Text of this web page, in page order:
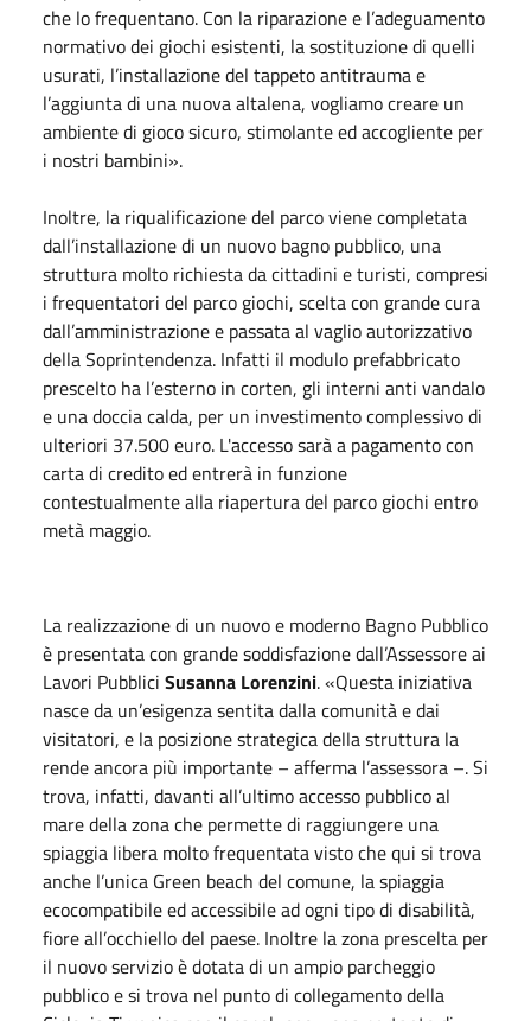
che lo frequentano. Con la riparazione e l’adeguamento
normativo dei giochi esistenti, la sostituzione di quelli
usurati, l’installazione del tappeto antitrauma e
l’aggiunta di una nuova altalena, vogliamo creare un
ambiente di gioco sicuro, stimolante ed accogliente per
i nostri bambini».
Inoltre, la riqualificazione del parco viene completata
dall’installazione di un nuovo bagno pubblico, una
struttura molto richiesta da cittadini e turisti, compresi
i frequentatori del parco giochi, scelta con grande cura
dall’amministrazione e passata al vaglio autorizzativo
della Soprintendenza. Infatti il modulo prefabbricato
prescelto ha l’esterno in corten, gli interni anti vandalo
e una doccia calda, per un investimento complessivo di
ulteriori 37.500 euro. L'accesso sarà a pagamento con
carta di credito ed entrerà in funzione
contestualmente alla riapertura del parco giochi entro
metà maggio.
La realizzazione di un nuovo e moderno Bagno Pubblico
è presentata con grande soddisfazione dall’Assessore ai
Lavori Pubblici Susanna Lorenzini. «Questa iniziativa
nasce da un’esigenza sentita dalla comunità e dai
visitatori, e la posizione strategica della struttura la
rende ancora più importante – afferma l’assessora –. Si
trova, infatti, davanti all’ultimo accesso pubblico al
mare della zona che permette di raggiungere una
spiaggia libera molto frequentata visto che qui si trova
anche l’unica Green beach del comune, la spiaggia
ecocompatibile ed accessibile ad ogni tipo di disabilità,
fiore all’occhiello del paese. Inoltre la zona prescelta per
il nuovo servizio è dotata di un ampio parcheggio
pubblico e si trova nel punto di collegamento della